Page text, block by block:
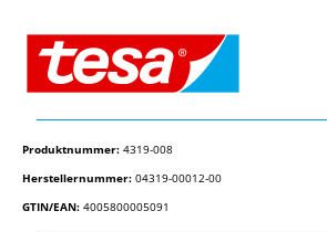
Produktnummer: 4319-008
Herstellernummer: 04319-00012-00
GTIN/EAN: 4005800005091